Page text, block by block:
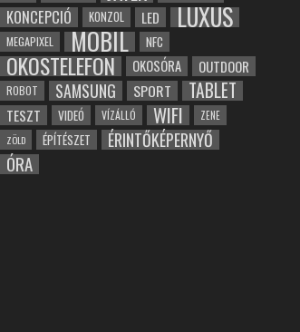
KONCEPCIÓ KONZOL LED LUXUS
MEGAPIXEL MOBIL NFC
OKOSTELEFON OKOSÓRA OUTDOOR
ROBOT SAMSUNG SPORT TABLET
TESZT VIDEÓ VÍZÁLLÓ WIFI
ZENE
ZÖLD
ÉPÍTÉSZET ÉRINTŐKÉPERNYŐ
ÓRA